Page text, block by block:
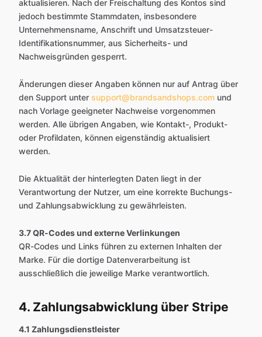
aktualisieren. Nach der Freischaltung des Kontos sind
jedoch bestimmte Stammdaten, insbesondere
Unternehmensname, Anschrift und Umsatzsteuer-
Identifikationsnummer, aus Sicherheits- und
Nachweisgründen gesperrt.
Änderungen dieser Angaben können nur auf Antrag über
den Support unter support@brandsandshops.com und
nach Vorlage geeigneter Nachweise vorgenommen
werden. Alle übrigen Angaben, wie Kontakt-, Produkt-
oder Profildaten, können eigenständig aktualisiert
werden.
Die Aktualität der hinterlegten Daten liegt in der
Verantwortung der Nutzer, um eine korrekte Buchungs-
und Zahlungsabwicklung zu gewährleisten.
3.7 QR-Codes und externe Verlinkungen
QR-Codes und Links führen zu externen Inhalten der
Marke. Für die dortige Datenverarbeitung ist
ausschließlich die jeweilige Marke verantwortlich.
4. Zahlungsabwicklung über Stripe
4.1 Zahlungsdienstleister